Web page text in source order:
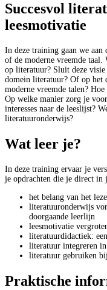
Succesvol
leesmotivatie
In deze training gaan we aan
of de moderne vreemde
op literatuur? Sluit deze visie
domein literatuur? Of op het
moderne vreemde talen?
Op welke manier zorg je
interesses naar de leeslijst?
literatuuronderwijs?
Wat leer je?
In deze training ervaar je
je opdrachten die je direct in
het belang van het
literatuuronderwijs
doorgaande leerlijn
leesmotivatie
literatuurdidactiek:
literatuur integreren
literatuur gebruiken
Praktische